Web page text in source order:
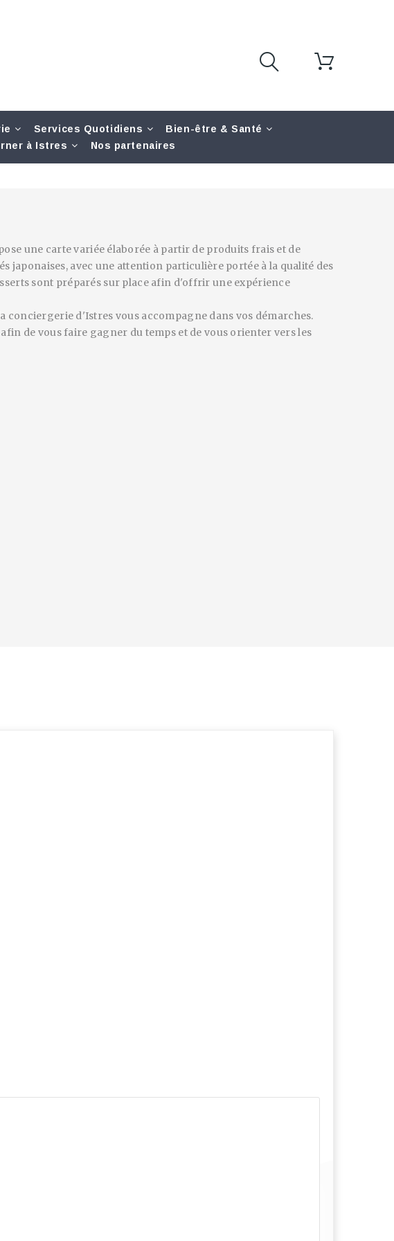
Services Quotidiens
Bien-être & Santé
à Istres Nos partenaires
une carte variée élaborée à partir de produits frais et de
japonaises, avec une attention particulière portée à la qualité des
sont préparés sur place afin d'offrir une expérience
conciergerie d'Istres vous accompagne dans vos démarches.
de vous faire gagner du temps et de vous orienter vers les